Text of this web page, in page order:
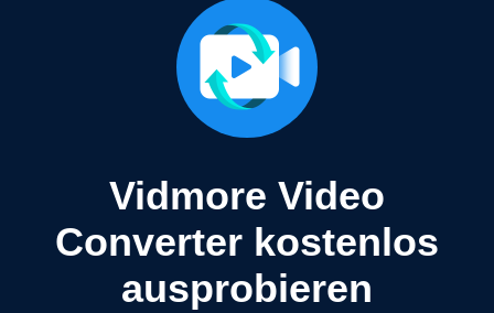
Vidmore Video
Converter kostenlos
ausprobieren